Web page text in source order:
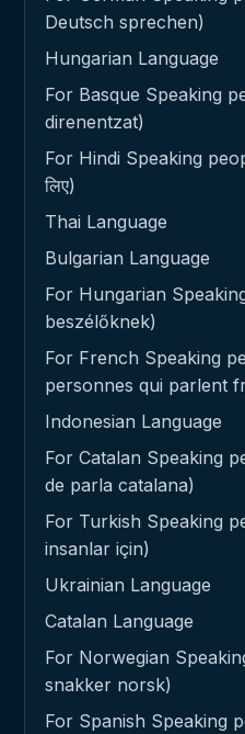
Deutsch sprechen)
Hungarian Language
For Basque Speaking
direnentzat)
For Hindi Speaking
लिए)
Thai Language
Bulgarian Language
For Hungarian
beszélőknek)
For French Speaking
personnes qui parlent
Indonesian Language
For Catalan Speaking
de parla catalana)
For Turkish Speaking
insanlar için)
Ukrainian Language
Catalan Language
For Norwegian
snakker norsk)
For Spanish Speaking